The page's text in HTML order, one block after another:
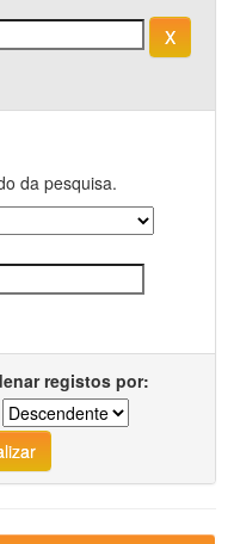
da pesquisa.
registos por: